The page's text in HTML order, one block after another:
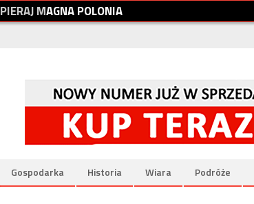
PIERAJMAGNAPOLONIA
Gospodarka Historia Wiara Podróże